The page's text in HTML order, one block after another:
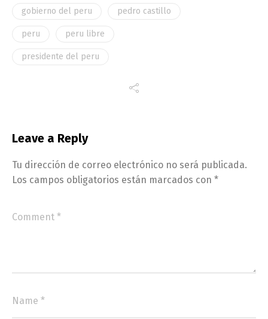
gobierno del peru pedro castillo
peru peru libre
presidente del peru
Leave a Reply
Tu dirección de correo electrónico no será publicada.
Los campos obligatorios están marcados con *